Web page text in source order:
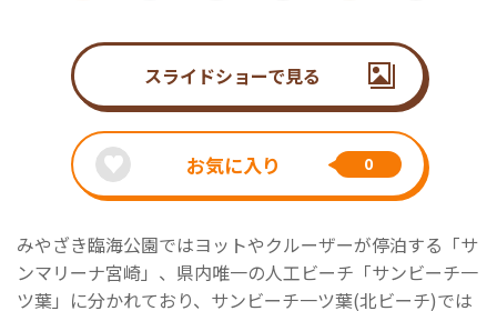
スライドショーで見る
お気に入り 0
みやざき臨海公園ではヨットやクルーザーが停泊する「サ
ンマリーナ宮崎」、県内唯一の人工ビーチ「サンビーチ一
ツ葉」に分かれており、サンビーチ一ツ葉(北ビーチ)では